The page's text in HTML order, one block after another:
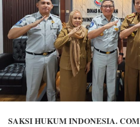
SAKSI HUKUM INDONESIA. COM